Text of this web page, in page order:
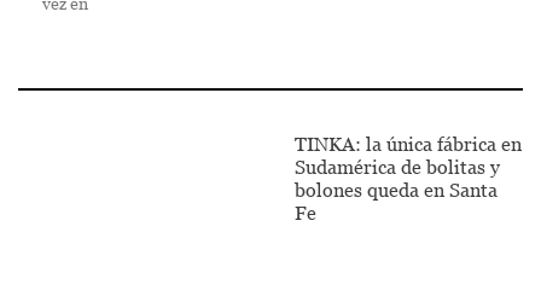
TINKA: la única fábrica en
Sudamérica de bolitas y
bolones queda en Santa
Fe